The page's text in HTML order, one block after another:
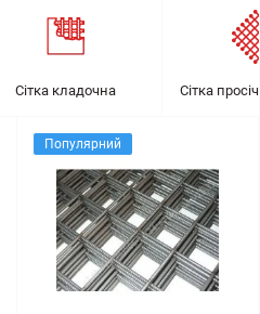
Сітка кладочна Сітка
Популярний